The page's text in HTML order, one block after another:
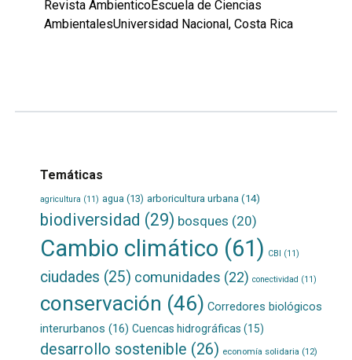
Revista AmbienticoEscuela de Ciencias
AmbientalesUniversidad Nacional, Costa Rica
Temáticas
agricultura (11) agua (13) arboricultura urbana(14)
biodiversidad (29) bosques (20)
Cambio climático (61) CBI (11)
ciudades (25) comunidades (22) conectividad (11)
conservación (46) Corredores biológicos
interurbanos (16) Cuencas hidrográficas (15)
desarrollo sostenible (26) economía solidaria (12)